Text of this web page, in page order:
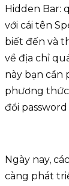
Hidden Bar:
với cái tên
biết đến và
về địa chỉ
này bạn cần
phương
đổi
Ngày nay,
càng phát